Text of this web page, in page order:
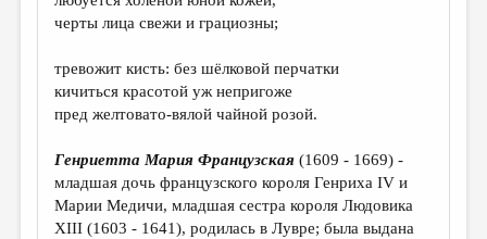
ЛИТЕРАТУРОВЕДЕНИЕ
ПУБЛИЦИСТИКА
РЕЦЕНЗИРОВАНИЕ
ЦИКЛЫ ПУБЛИКАЦИЙ
ТРЕДИАКОВСКИЙ
МЕДИА
черты лица свежи и грациозны;
тревожит кисть: без шёлковой перчатки
кичиться красотой уж непригоже
пред желтовато-вялой чайной розой.
Генриетта Мария Французская (1609 - 1669) -
младшая дочь французского короля Генриха IV и
Марии Медичи, младшая сестра короля Людовика
XIII (1603 - 1641), родилась в Лувре; была выдана